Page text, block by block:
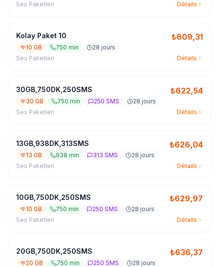
Ses Paketleri
Détails
Kolay Paket 10 ₺609,31
10 GB 750 min
28 jours
Ses Paketleri
Détails
30GB,750DK,250SMS ₺622,54
30 GB 750 min 250 SMS
28 jours
Ses Paketleri
Détails
13GB,938DK,313SMS ₺626,04
13 GB 938 min 313 SMS
28 jours
Ses Paketleri
Détails
10GB,750DK,250SMS ₺629,97
10 GB 750 min 250 SMS
28 jours
Ses Paketleri
Détails
20GB,750DK,250SMS ₺636,37
20 GB 750 min 250 SMS 28 jours